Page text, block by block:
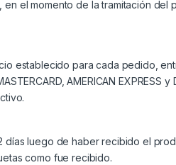
el momento de la tramitación
establecido para cada pedido,
AMERICAN EXPRESS y
días luego de haber recibido el
como fue recibido.